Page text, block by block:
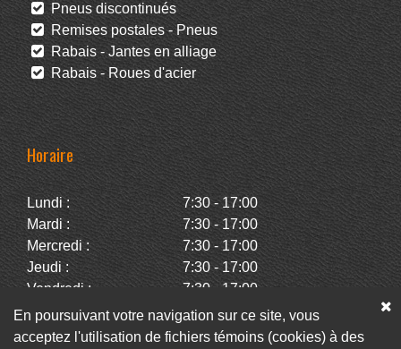
Pneus discontinués
Remises postales - Pneus
Rabais - Jantes en alliage
Rabais - Roues d'acier
Horaire
Lundi :
7:30 - 17:00
Mardi :
7:30 - 17:00
Mercredi :
7:30 - 17:00
Jeudi :
7:30 - 17:00
Vendredi :
7:30 - 17:00
Samedi :
Fermé
Dimanche :
Fermé
En poursuivant votre navigation sur ce site, vous
acceptez l'utilisation de fichiers témoins (cookies) à des